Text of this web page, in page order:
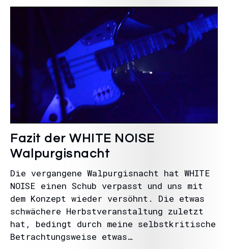
Fazit der WHITE NOISE
Walpurgisnacht
Die vergangene Walpurgisnacht hat WHITE
NOISE einen Schub verpasst und uns mit
dem Konzept wieder versöhnt. Die etwas
schwächere Herbstveranstaltung zuletzt
hat, bedingt durch meine selbstkritische
Betrachtungsweise etwas…